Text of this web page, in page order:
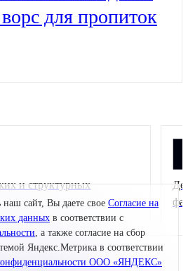
для пропиток
и структурных
Interra Deco Group
сайт, Вы даете свое Согласие на
данных в соответствии с
, а также согласие на сбор
Яндекс.Метрика в соответствии
ООО «ЯНДЕКС»